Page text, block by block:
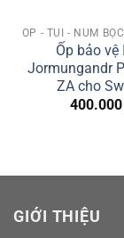
Ốp bảo vệ
Jormungandr
ZA cho
400.000
GIỚI THIỆU